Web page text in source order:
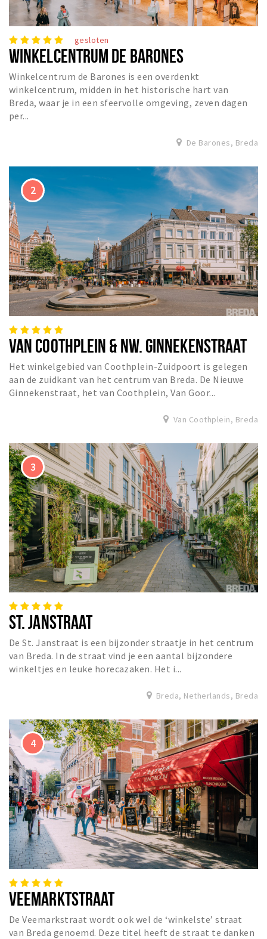
Slapen
Winkels
Deals
Parkeren
gesloten
WINKELCENTRUM DE BARONES
Winkelcentrum de Barones is een overdenkt
winkelcentrum, midden in het historische hart van
Breda, waar je in een sfeervolle omgeving, zeven dagen
per...
De Barones, Breda
VAN COOTHPLEIN & NW. GINNEKENSTRAAT
Het winkelgebied van Coothplein-Zuidpoort is gelegen
aan de zuidkant van het centrum van Breda. De Nieuwe
Ginnekenstraat, het van Coothplein, Van Goor...
Van Coothplein, Breda
ST. JANSTRAAT
De St. Janstraat is een bijzonder straatje in het centrum
van Breda. In de straat vind je een aantal bijzondere
winkeltjes en leuke horecazaken. Het i...
Breda, Netherlands, Breda
VEEMARKTSTRAAT
De Veemarkstraat wordt ook wel de ‘winkelste’ straat
van Breda genoemd. Deze titel heeft de straat te danken